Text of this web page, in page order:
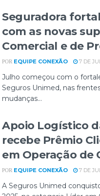
Seguradora
com as novas
Comercial e de
POR EQUIPE CONEXÃO 7 DE
Julho começou com o
Seguros Unimed, nas
mudanças...
Apoio Logístico
recebe Prêmio
em Operação de
POR EQUIPE CONEXÃO 7 DE
A Seguros Unimed